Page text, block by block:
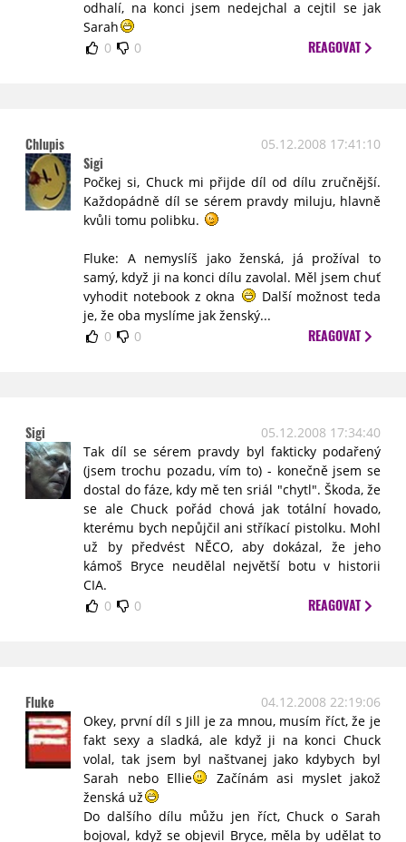
odhalí, na konci jsem nedejchal a cejtil se jak
Sarah
0
0 REAGOVAT
Chlupis 05.12.2008 17:41:10
Sigi
Počkej si, Chuck mi přijde díl od dílu zručnější.
Každopádně díl se sérem pravdy miluju, hlavně
kvůli tomu polibku.
Fluke: A nemyslíš jako ženská, já prožíval to
samý, když ji na konci dílu zavolal. Měl jsem chuť
vyhodit notebook z okna
Další možnost teda
je, že oba myslíme jak ženský...
0
0 REAGOVAT
Sigi
05.12.2008 17:34:40
Tak díl se sérem pravdy byl fakticky podařený
(jsem trochu pozadu, vím to) - konečně jsem se
dostal do fáze, kdy mě ten sriál "chytl". Škoda, že
se ale Chuck pořád chová jak totální hovado,
kterému bych nepůjčil ani stříkací pistolku. Mohl
už by předvést NĚCO, aby dokázal, že jeho
kámoš Bryce neudělal největší botu v historii
CIA.
0
0 REAGOVAT
Fluke
04.12.2008 22:19:06
Okey, první díl s Jill je za mnou, musím říct, že je
fakt sexy a sladká, ale když ji na konci Chuck
volal, tak jsem byl naštvanej jako kdybych byl
Sarah nebo Ellie
Začínám asi myslet jakož
ženská už
Do dalšího dílu můžu jen říct, Chuck o Sarah
bojoval, když se objevil Bryce, měla by udělat to